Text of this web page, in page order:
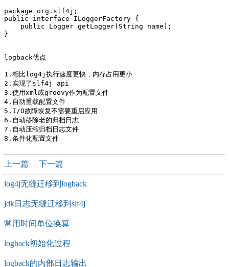
package org.slf4j;
public interface ILoggerFactory {
    public Logger getLogger(String name);
}
logback优点
1.相比log4j执行速度更快，内存占用更小
2.实现了slf4j api
3.使用xml或groovy作为配置文件
4.自动重载配置文件
5.I/O故障恢复不需要重启应用
6.自动移除老的归档日志
7.自动压缩归档日志文件
上一篇 下一篇
log4j无缝迁移到logback
jdk日志无缝迁移到slf4j
常用时间单位换算
logback初始化过程
logback的内部日志输出